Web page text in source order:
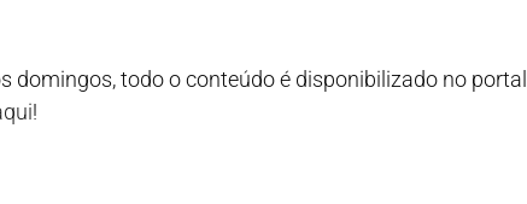
domingos, todo o conteúdo é disponibilizado no portal
!